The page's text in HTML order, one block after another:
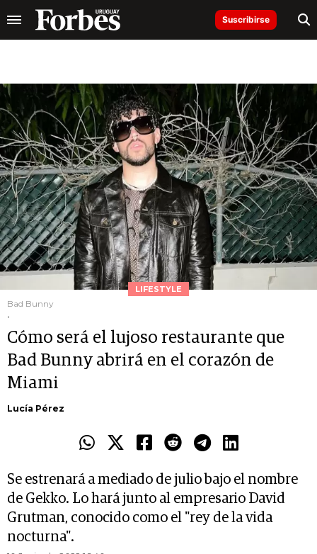
Suscribirse
LIFESTYLE
Bad Bunny
.
Cómo será el lujoso restaurante que
Bad Bunny abrirá en el corazón de
Miami
Lucía Pérez
Se estrenará a mediado de julio bajo el nombre
de Gekko. Lo hará junto al empresario David
Grutman, conocido como el "rey de la vida
nocturna".